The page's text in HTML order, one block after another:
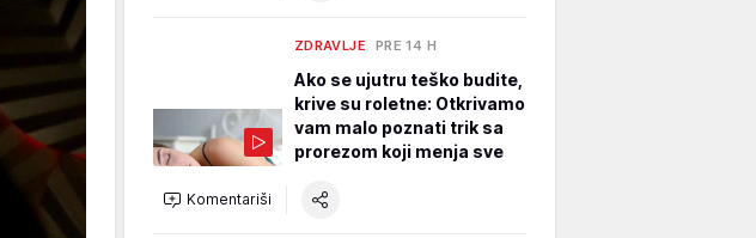
ZDRAVLJE PRE 14 H
Ako se ujutru teško budite,
krive su roletne: Otkrivamo
vam malo poznati trik sa
prorezom koji menja sve
Komentariši